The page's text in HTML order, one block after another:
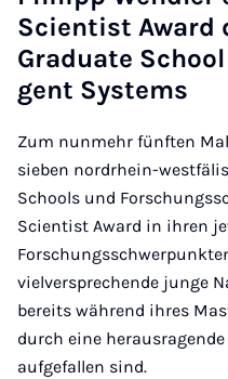
Scien­tist Award
Gra­dua­te
gent Sys­tems
Zum nunmehr fünften
sieben nordrhein-
Schools und
Scientist Award in ihren
vielversprechende junge
bereits während ihres
durch eine
aufgefallen sind.